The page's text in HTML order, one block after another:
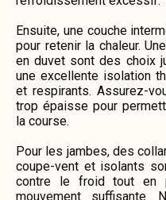
Ensuite, une couche
pour retenir la chaleur.
en duvet sont des choix
une excellente isolation
et respirants. Assurez-
trop épaisse pour
la course.
Pour les jambes, des
coupe-vent et isolants
contre le froid tout en
mouvement suffisante.